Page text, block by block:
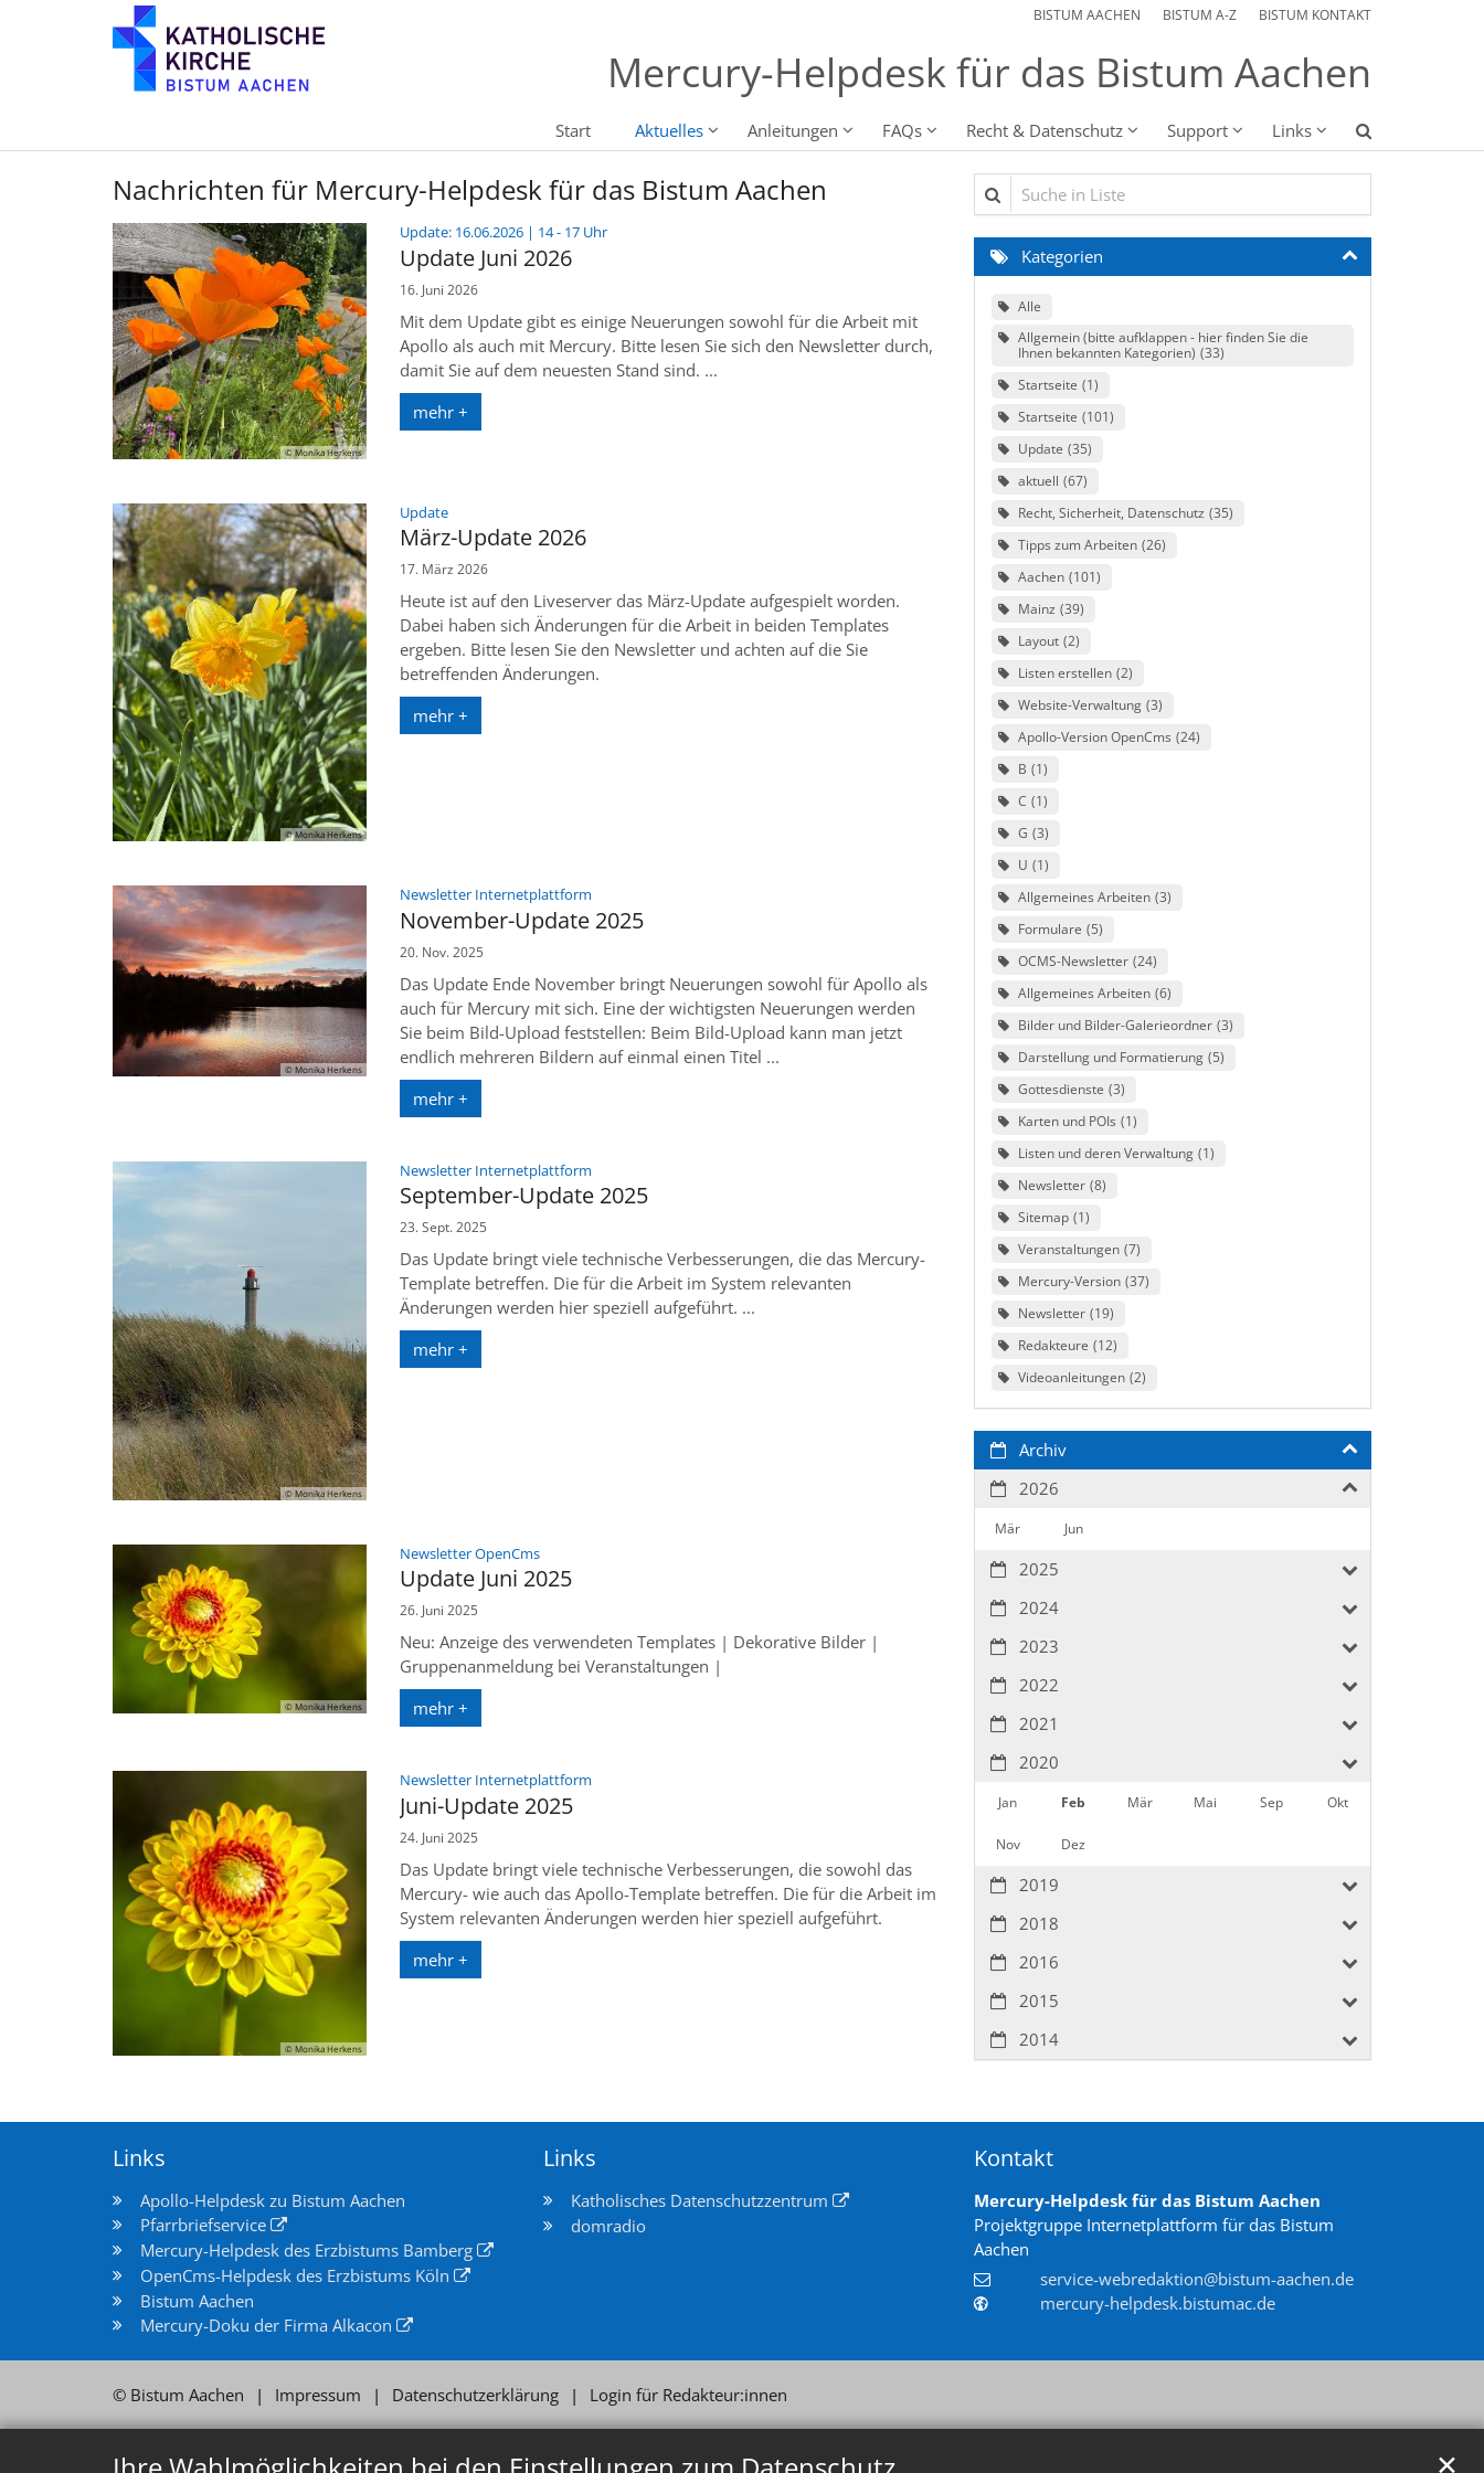
✕
Zum Inhalt springen BISTUM AACHEN BISTUM A-Z BISTUM KONTAKT
Mercury-Helpdesk für das Bistum Aachen
Start Aktuelles Anleitungen FAQs Recht & Datenschutz Support Links
Nachrichten für Mercury-Helpdesk für das Bistum Aachen
© Monika Herkens
Update: 16.06.2026 | 14 - 17 Uhr:
Update Juni 2026
16. Juni 2026
Mit dem Update gibt es einige Neuerungen sowohl für die Arbeit mit
Apollo als auch mit Mercury. Bitte lesen Sie sich den Newsletter durch,
damit Sie auf dem neuesten Stand sind. ...
mehr +
© Monika Herkens
Update:
März-Update 2026
17. März 2026
Heute ist auf den Liveserver das März-Update aufgespielt worden.
Dabei haben sich Änderungen für die Arbeit in beiden Templates
ergeben. Bitte lesen Sie den Newsletter und achten auf die Sie
betreffenden Änderungen.
mehr +
© Monika Herkens
Newsletter Internetplattform
November-Update 2025
20. Nov. 2025
Das Update Ende November bringt Neuerungen sowohl für Apollo als
auch für Mercury mit sich. Eine der wichtigsten Neuerungen werden
Sie beim Bild-Upload feststellen: Beim Bild-Upload kann man jetzt
endlich mehreren Bildern auf einmal einen Titel ...
mehr +
© Monika Herkens
Newsletter Internetplattform
September-Update 2025
23. Sept. 2025
Das Update bringt viele technische Verbesserungen, die das Mercury-
Template betreffen. Die für die Arbeit im System relevanten
Änderungen werden hier speziell aufgeführt. ...
mehr +
© Monika Herkens
Newsletter OpenCms:
Update Juni 2025
26. Juni 2025
Neu: Anzeige des verwendeten Templates | Dekorative Bilder |
Gruppenanmeldung bei Veranstaltungen |
mehr +
© Monika Herkens
Newsletter Internetplattform
Juni-Update 2025
24. Juni 2025
Das Update bringt viele technische Verbesserungen, die sowohl das
Mercury- wie auch das Apollo-Template betreffen. Die für die Arbeit im
System relevanten Änderungen werden hier speziell aufgeführt.
mehr +
Suche in Liste
Kategorien
Alle
Allgemein (bitte aufklappen - hier finden Sie die
Ihnen bekannten Kategorien) 33
Startseite 1
Startseite 101
Update 35
aktuell 67
Recht, Sicherheit, Datenschutz 35
Tipps zum Arbeiten 26
Aachen 101
Mainz 39
Layout 2
Listen erstellen 2
Website-Verwaltung 3
Apollo-Version OpenCms 24
B 1
C 1
G 3
U 1
Allgemeines Arbeiten 3
Formulare 5
OCMS-Newsletter 24
Allgemeines Arbeiten 6
Bilder und Bilder-Galerieordner 3
Darstellung und Formatierung 5
Gottesdienste 3
Karten und POIs 1
Listen und deren Verwaltung 1
Newsletter 8
Sitemap 1
Veranstaltungen 7
Mercury-Version 37
Newsletter 19
Redakteure 12
Videoanleitungen 2
Archiv
2026
Mär Jun
2025
2024
2023
2022
2021
2020
Jan Feb Mär Mai Sep Okt
Nov Dez
2019
2018
2016
2015
2014
Links
Apollo-Helpdesk zu Bistum Aachen
Pfarrbriefservice
Mercury-Helpdesk des Erzbistums Bamberg
OpenCms-Helpdesk des Erzbistums Köln
Bistum Aachen
Mercury-Doku der Firma Alkacon
Links
Katholisches Datenschutzzentrum
domradio
Kontakt
Mercury-Helpdesk für das Bistum Aachen
Projektgruppe Internetplattform für das Bistum
Aachen
service-webredaktion@bistum-aachen.de
mercury-helpdesk.bistumac.de
© Bistum Aachen Impressum Datenschutzerklärung Login für Redakteur:innen